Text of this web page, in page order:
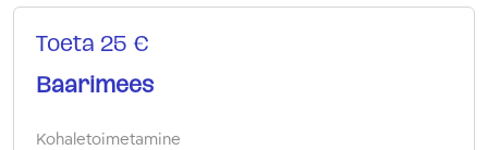
Toeta 25 €
Baarimees
Kohaletoimetamine